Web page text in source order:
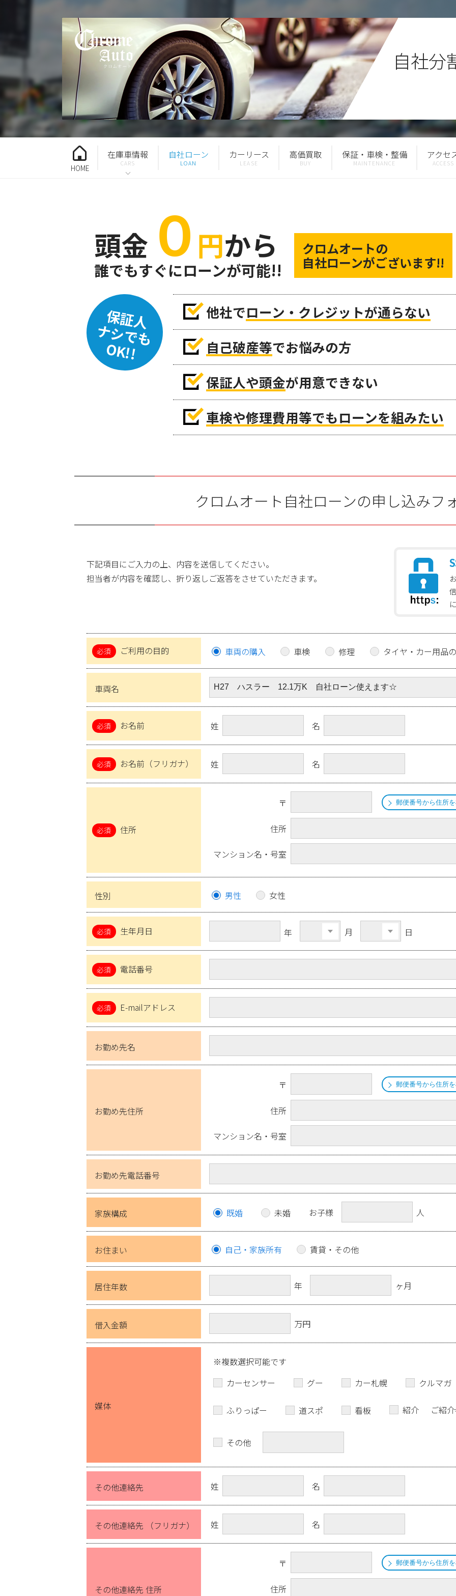
自社分
HOME
在庫車情報 自社ローン カーリース 高価買取 保証・車検・整備 アクセ
頭金 ０ 円から
誰でもすぐにローンが可能!!
クロムオートの
自社ローンがございます!!
保証人
ナシでも
OK!!
他社でローン・クレジットが通らない
自己破産等でお悩みの方
保証人や頭金が用意できない
車検や修理費用等でもローンを組みたい
クロムオート自社ローンの申し込みフ
下記項目にご入力の上、内容を送信してください。
担当者が内容を確認し、折り返しご返答をさせていただきます。
ご利用の目的 車両の購入 車検 修理 タイヤ・カー用品
車両名
お名前 姓 名
お名前（フリガナ） 姓 名
住所
〒 郵便番号から住所
住所
マンション名・号室
性別 男性 女性
生年月日 年 月 日
電話番号
E-mailアドレス
お勤め先名
お勤め先住所
〒 郵便番号から住所
住所
マンション名・号室
お勤め先電話番号
家族構成 既婚 未婚 お子様 人
お住まい 自己・家族所有 賃貸・その他
居住年数 年 ヶ月
借入金額 万円
媒体
※複数選択可能です
カーセンサー
グー カー札幌 クルマガ
ふりっぱー 道スポ 看板 紹介 ご紹
その他
その他連絡先 姓 名
その他連絡先 （フリガナ） 姓 名
その他連絡先 住所
〒 郵便番号から住所
住所